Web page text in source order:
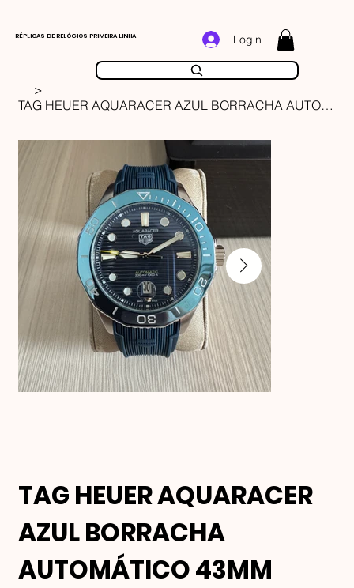
RÉPLICAS DE RELÓGIOS PRIMEIRA LINHA Login
>
TAG HEUER AQUARACER AZUL BORRACHA AUTOMÁTICO 43MM
TAG HEUER AQUARACER
AZUL BORRACHA
AUTOMÁTICO 43MM